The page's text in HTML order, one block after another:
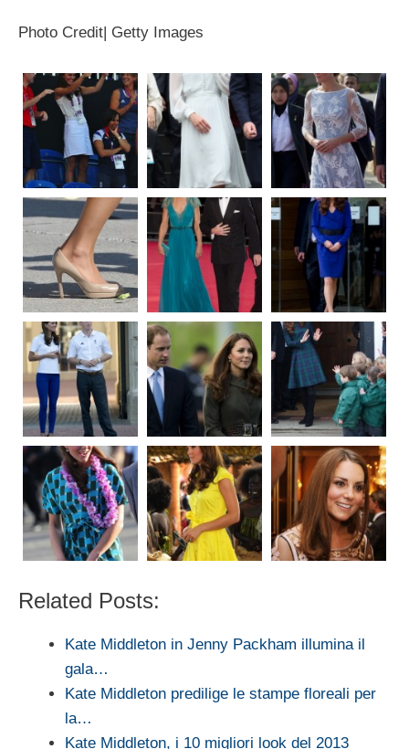
Photo Credit| Getty Images
Related Posts:
Kate Middleton in Jenny Packham illumina il
gala…
Kate Middleton predilige le stampe floreali per
la…
Kate Middleton, i 10 migliori look del 2013